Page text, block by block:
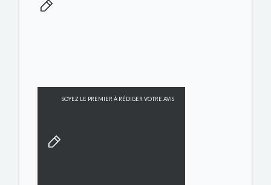
SOYEZ LE PREMIER À RÉDIGER VOTRE AVIS